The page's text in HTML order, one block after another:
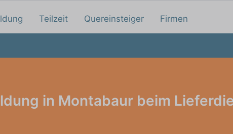
Teilzeit Quereinsteiger Firmen
in Montabaur beim